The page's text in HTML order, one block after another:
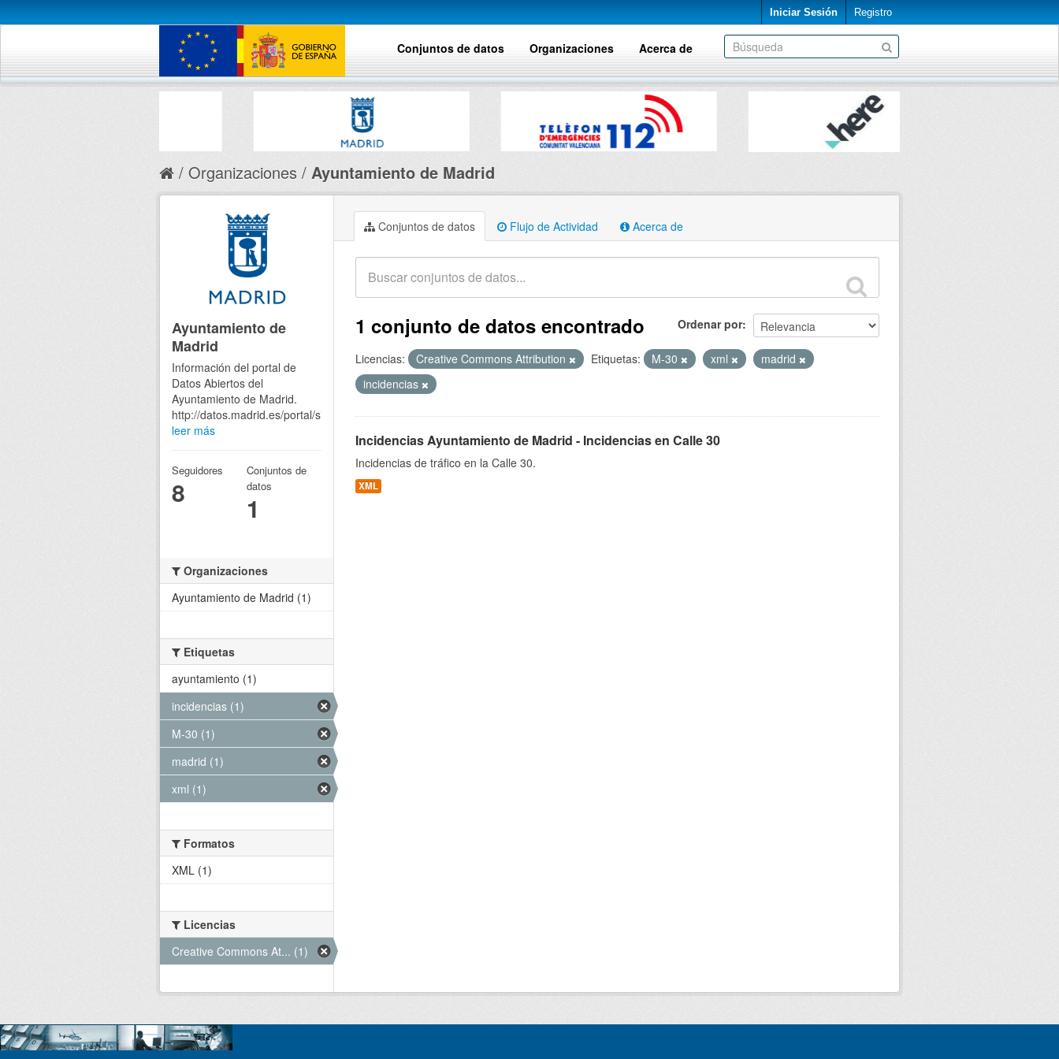
Iniciar Sesión Registro
Conjuntos de datos Organizaciones Acerca de
Organizaciones Ayuntamiento de Madrid
Conjuntos de datos Flujo de Actividad Acerca de
Ordenar por
1 conjunto de datos encontrado
Licencias: Creative Commons Attribution Etiquetas: M-30 xml
madrid
incidencias
Incidencias Ayuntamiento de Madrid - Incidencias en Calle 30
Incidencias de tráfico en la Calle 30.
XML
Ayuntamiento de
Madrid
Información del portal de
Datos Abiertos del
Ayuntamiento de Madrid.
http://datos.madrid.es/portal/site/egob
leer más
Seguidores
8
Conjuntos de
datos
1
Organizaciones
Ayuntamiento de Madrid (1)
Etiquetas
ayuntamiento (1)
incidencias (1)
M-30 (1)
madrid (1)
xml (1)
Formatos
XML (1)
Licencias
Creative Commons At... (1)